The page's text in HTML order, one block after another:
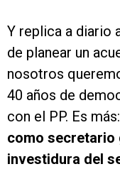
Y replica a diario
de planear un
nosotros
40 años de
con el PP. Es más:
como secretario
investidura del